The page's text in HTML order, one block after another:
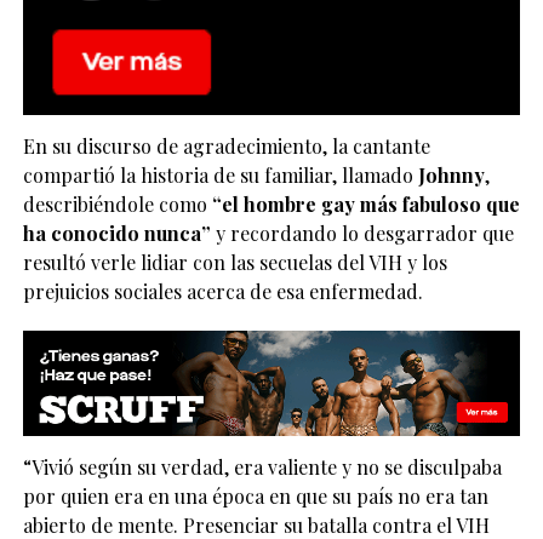
En su discurso de agradecimiento, la cantante
compartió la historia de su familiar, llamado Johnny,
describiéndole como “el hombre gay más fabuloso que
ha conocido nunca” y recordando lo desgarrador que
resultó verle lidiar con las secuelas del VIH y los
prejuicios sociales acerca de esa enfermedad.
“Vivió según su verdad, era valiente y no se disculpaba
por quien era en una época en que su país no era tan
abierto de mente. Presenciar su batalla contra el VIH